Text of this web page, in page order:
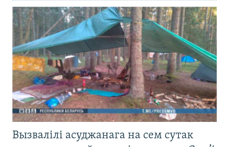
Вызвалілі асуджанага на сем сутак